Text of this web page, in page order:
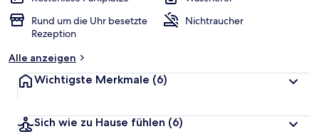
Rund um die Uhr besetzte
Rezeption
Nichtraucher
Alle anzeigen
Wichtigste Merkmale (6)
Sich wie zu Hause fühlen (6)